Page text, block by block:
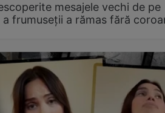
mesajele vechi de pe
frumuseții a rămas fără